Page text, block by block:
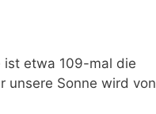
ist etwa 109-mal die
unsere Sonne wird von